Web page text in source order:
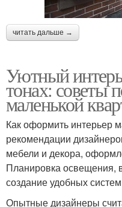
читать дальше →
Уютный
тонах: советы
маленькой
Как оформить интерьер
рекомендации
мебели и декора,
Планировка освещения,
создание удобных
Опытные дизайнеры